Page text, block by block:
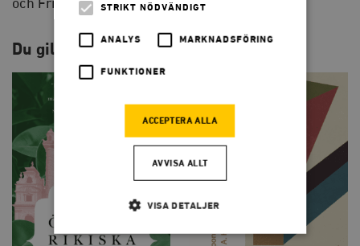
och Friedrich Hayek.
Du gillar kanske också…
STRIKT NÖDVÄNDIGT
ANALYS MARKNADSFÖRING
FUNKTIONER
ACCEPTERA ALLA
AVVISA ALLT
VISA DETALJER